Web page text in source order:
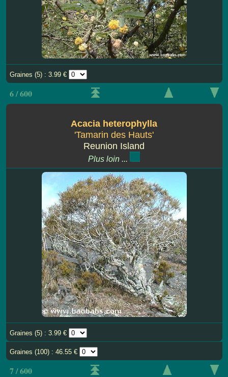
Graines (5) : 3.99 €
6 / 600
Acacia heterophylla
'Tamarin des Hauts'
Reunion Island
Plus loin ...
Graines (5) : 3.99 €
Graines (100) : 46.55 €
7 / 600